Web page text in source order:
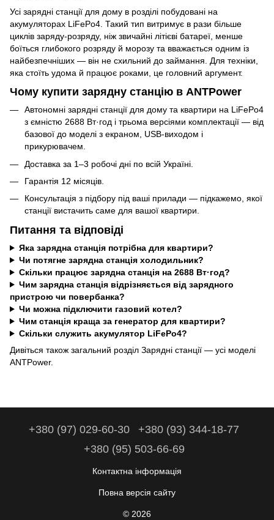
Усі зарядні станції для дому в розділі побудовані на
акумуляторах LiFePo4. Такий тип витримує в рази більше
циклів заряду-розряду, ніж звичайні літієві батареї, менше
боїться глибокого розряду й морозу та вважається одним із
найбезпечніших — він не схильний до займання. Для техніки,
яка стоїть удома й працює роками, це головний аргумент.
Чому купити зарядну станцію в ANTPower
Автономні зарядні станції для дому та квартири на LiFePo4
з ємністю 2688 Вт·год і трьома версіями комплектації — від
базової до моделі з екраном, USB-виходом і
прикурювачем.
Доставка за 1–3 робочі дні по всій Україні.
Гарантія 12 місяців.
Консультація з підбору під ваші прилади — підкажемо, якої
станції вистачить саме для вашої квартири.
Питання та відповіді
Яка зарядна станція потрібна для квартири?
Чи потягне зарядна станція холодильник?
Скільки працює зарядна станція на 2688 Вт·год?
Чим зарядна станція відрізняється від зарядного
пристрою чи повербанка?
Чи можна підключити газовий котел?
Чим станція краща за генератор для квартири?
Скільки служить акумулятор LiFePo4?
Дивіться також загальний розділ Зарядні станції — усі моделі
ANTPower.
+380 (97) 029-60-30
+380 (93) 344-18-77
+380 (95) 503-66-69
Контактна інформація
Повна версія сайту
© 2026